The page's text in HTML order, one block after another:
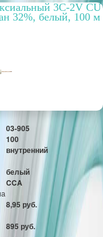
3C-2V CU
32%, белый, 100 м
03-905
100
внутренний
белый
CCA
8,95 руб.
895 руб.